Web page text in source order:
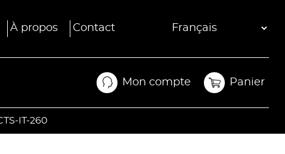
À propos Contact
Mon compte
Mon compte
Panier
Panier
IT-260